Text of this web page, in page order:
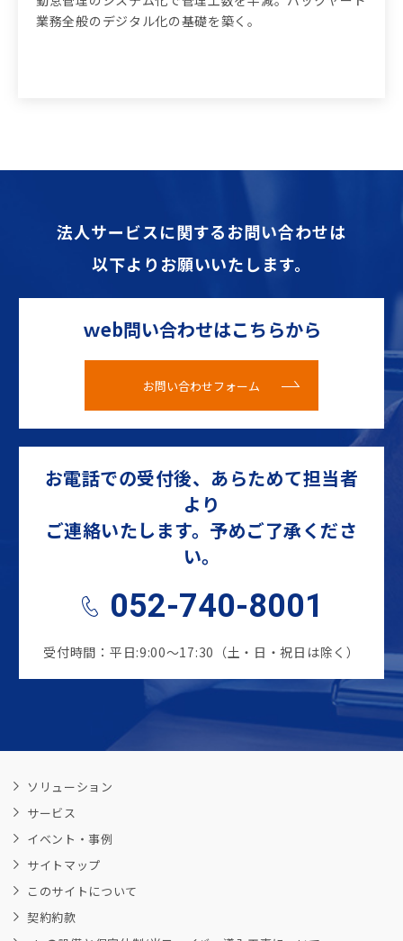
業務全般のデジタル化の基礎を築く。
法人サービスに関するお問い合わせは
以下よりお願いいたします。
ｗeb問い合わせはこちらから
お問い合わせフォーム
お電話での受付後、あらためて担当者
より
ご連絡いたします。予めご了承くださ
い。
052-740-8001
受付時間：平日:9:00～17:30（土・日・祝日は除く）
ソリューション
サービス
イベント・事例
サイトマップ
このサイトについて
契約約款